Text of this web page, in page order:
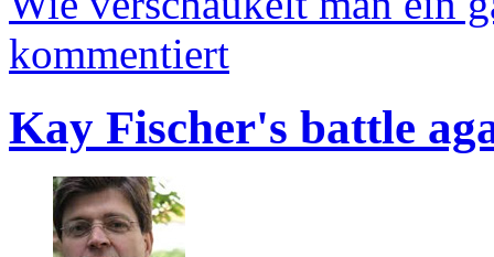
kommentiert
Kay Fischer's battle